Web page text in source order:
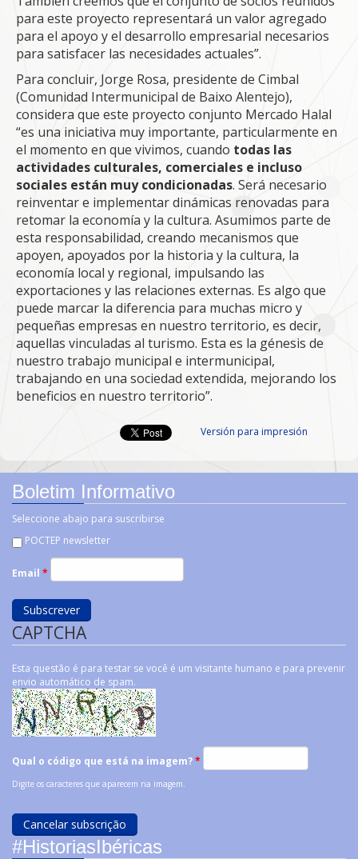
para este proyecto representará un valor agregado
para el apoyo y el desarrollo empresarial necesarios
para satisfacer las necesidades actuales”.
Para concluir, Jorge Rosa, presidente de Cimbal
(Comunidad Intermunicipal de Baixo Alentejo),
considera que este proyecto conjunto Mercado Halal
“es una iniciativa muy importante, particularmente en
el momento en que vivimos, cuando todas las
actividades culturales, comerciales e incluso
sociales están muy condicionadas. Será necesario
reinventar e implementar dinámicas renovadas para
retomar la economía y la cultura. Asumimos parte de
esta responsabilidad, creando mecanismos que
apoyen, apoyados por la historia y la cultura, la
economía local y regional, impulsando las
exportaciones y las relaciones externas. Es algo que
puede marcar la diferencia para muchas micro y
pequeñas empresas en nuestro territorio, es decir,
aquellas vinculadas al turismo. Esta es la génesis de
nuestro trabajo municipal e intermunicipal,
trabajando en una sociedad extendida, mejorando los
beneficios en nuestro territorio”.
Versión para impresión
Boletim Informativo
Seleccione abajo para suscribirse
POCTEP newsletter
Email *
CAPTCHA
Esta questão é para testar se você é um visitante humano e para prevenir
envio automático de spam.
Qual o código que está na imagem?*
Digite os caracteres que aparecem na imagem.
#HistoriasIbéricas